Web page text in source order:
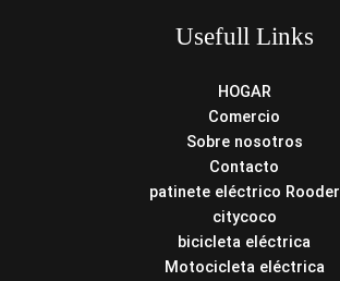
Usefull Links
HOGAR
Comercio
Sobre nosotros
Contacto
patinete eléctrico Rooder
citycoco
bicicleta eléctrica
Motocicleta eléctrica